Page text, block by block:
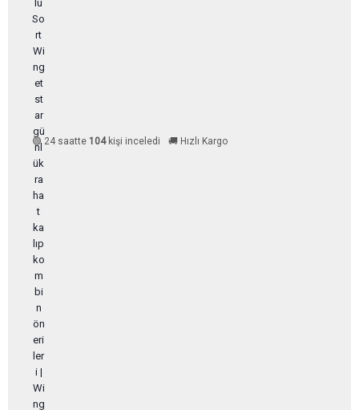
🟢 24 saatte 104kişi inceledi 🚚 Hızlı Kargo